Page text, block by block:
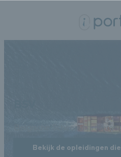
Belgische
Bekijk de opleidingen